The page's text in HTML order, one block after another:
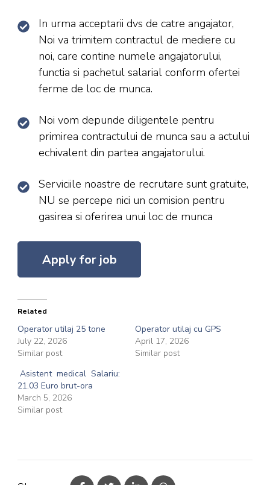
In urma acceptarii dvs de catre angajator,
Noi va trimitem contractul de mediere cu
noi, care contine numele angajatorului,
functia si pachetul salarial conform ofertei
ferme de loc de munca.
Noi vom depunde diligentele pentru
primirea contractului de munca sau a actului
echivalent din partea angajatorului.
Serviciile noastre de recrutare sunt gratuite,
NU se percepe nici un comision pentru
gasirea si oferirea unui loc de munca
Related
Operator utilaj 25 tone
July 22, 2026
Similar post
Operator utilaj cu GPS
April 17, 2026
Similar post
Asistent medical Salariu:
21.03 Euro brut-ora
March 5, 2026
Similar post